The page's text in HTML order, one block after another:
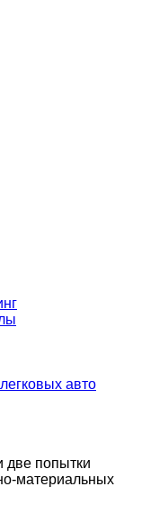
авто
две попытки
материальных